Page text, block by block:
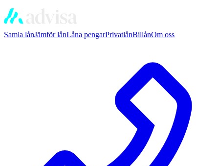
Samla lånJämför lånLåna pengarPrivatlånBillånOm oss